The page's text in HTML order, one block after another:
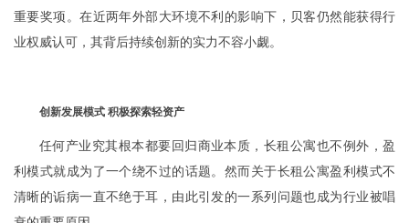
重要奖项。在近两年外部大环境不利的影响下，贝客仍然能获得行
业权威认可，其背后持续创新的实力不容小觑。
创新发展模式 积极探索轻资产
任何产业究其根本都要回归商业本质，长租公寓也不例外，盈
利模式就成为了一个绕不过的话题。然而关于长租公寓盈利模式不
清晰的诟病一直不绝于耳，由此引发的一系列问题也成为行业被唱